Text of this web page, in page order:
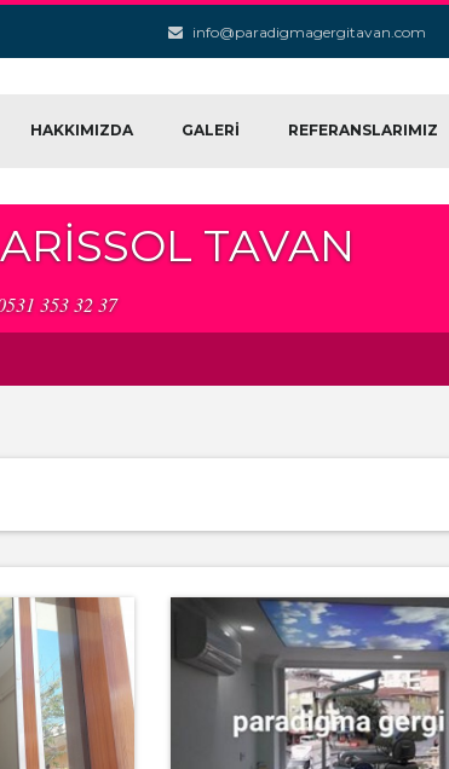
info@paradigmagergitavan.com
HAKKIMIZDA GALERİ REFERANSLARIMIZ
TAVAN
353 32 37